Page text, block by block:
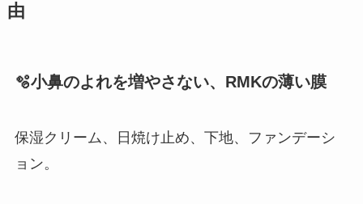
由
🫧小鼻のよれを増やさない、RMKの薄い膜
保湿クリーム、日焼け止め、下地、ファンデーシ
ョン。